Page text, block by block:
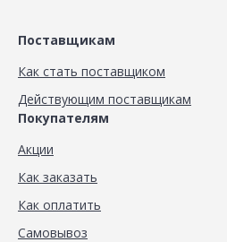
Поставщикам
Как стать поставщиком
Действующим поставщикам
Покупателям
Акции
Как заказать
Как оплатить
Самовывоз